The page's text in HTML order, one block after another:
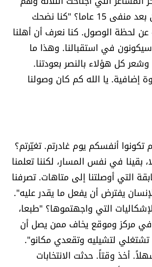
عائدون إلى لبنان بعد منفى 15 عاما؟ "كنا نضحك
لحظة الوصول. كنا نعرف أن أهلنا
سيكونون في استقبالنا. وهذا ما
كل هؤلاء بالنصر بعودتنا.
إضافية. يا الله كم كان وصولنا
تكونوا أنفسكم يوم غادرتم. تغيّرتم؟
بقينا في نفس المسار، لكننا تعلمنا
التي أوصلتنا إلى متاهات. تصرفنا
يفترض أن يفعل ما يقدر عليه".
التي واجهتموها؟ "طبعا،
مركز وموقع يخاف ممن يصل أن
لتشيليه وتقعدي مكانو".
أخذ وقتاً. حدثت الانتخابات